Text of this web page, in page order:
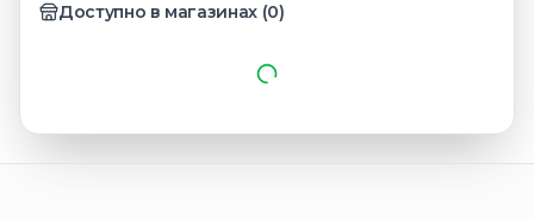
Доступно в магазинах (0)